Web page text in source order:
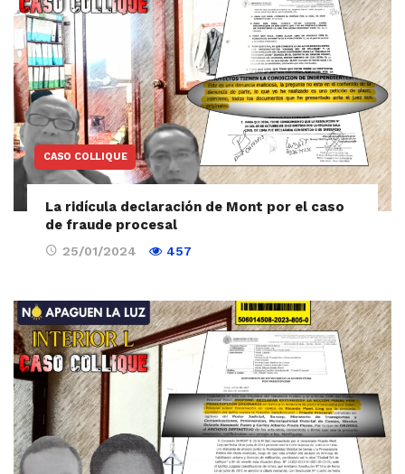
CASO COLLIQUE
La ridícula declaración de Mont por el caso
de fraude procesal
25/01/2024 457